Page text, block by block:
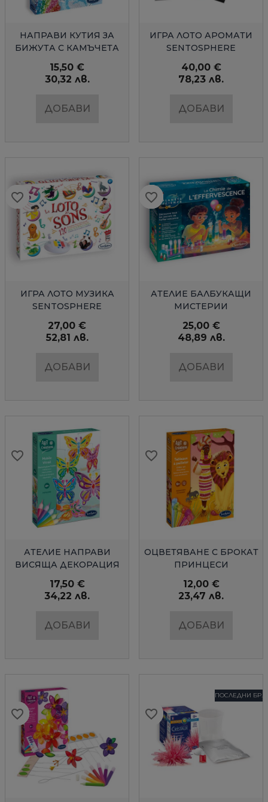
БЪРЗ ПРЕГЛЕД
НАПРАВИ КУТИЯ ЗА
БИЖУТА С КАМЪЧЕТА
15,50 €
30,32 лв.
ДОБАВИ
БЪРЗ ПРЕГЛЕД
ИГРА ЛОТО АРОМАТИ
SENTOSPHERE
40,00 €
78,23 лв.
ДОБАВИ
БЪРЗ ПРЕГЛЕД
ИГРА ЛОТО МУЗИКА
SENTOSPHERE
27,00 €
52,81 лв.
ДОБАВИ
favorite_border
favorite_border
favorite_border
favorite_border
favorite_border
БЪРЗ ПРЕГЛЕД
АТЕЛИЕ БАЛБУКАЩИ
МИСТЕРИИ
25,00 €
48,89 лв.
ДОБАВИ
favorite_border
favorite_border
favorite_border
favorite_border
favorite_border
БЪРЗ ПРЕГЛЕД
АТЕЛИЕ НАПРАВИ
ВИСЯЩА ДЕКОРАЦИЯ
17,50 €
34,22 лв.
ДОБАВИ
favorite_border
favorite_border
favorite_border
favorite_border
favorite_border
БЪРЗ ПРЕГЛЕД
ОЦВЕТЯВАНЕ С БРОКАТ
ПРИНЦЕСИ
12,00 €
23,47 лв.
ДОБАВИ
favorite_border
favorite_border
favorite_border
favorite_border
favorite_border
favorite_border
favorite_border
favorite_border
favorite_border
favorite_border
ПОСЛЕДНИ БР.
favorite_border
favorite_border
favorite_border
favorite_border
favorite_border